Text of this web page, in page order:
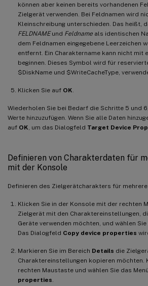
können aber keinen bereits vorhandenen
Zielgerät verwenden. Bei Feldnamen wird
Kleinschreibung unterschieden. Das heißt,
FELDNAMEund Feldname als identischen
dem Feldnamen eingegebene Leerzeichen
entfernt. Ein Charaktername kann nicht mit
beginnen. Dieses Symbol wird für
$DiskName und $WriteCacheType,
Klicken Sie auf OK
Wiederholen Sie bei Bedarf die Schritte 5 und
Werte hinzuzufügen. Wenn Sie alle Daten
auf OK , um das Dialogfeld Target Device
Definieren von Charakterdaten für
mit der Konsole
Definieren des Zielgerätcharakters für
Klicken Sie in der Konsole mit der rechten
Zielgerät mit den Charaktereinstellungen,
Geräte verwenden möchten, und wählen
Das Dialogfeld Copy device properties
Markieren Sie im Bereich Details die
Charaktereinstellungen kopieren möchten.
rechten Maustaste und wählen Sie das Menü
properties